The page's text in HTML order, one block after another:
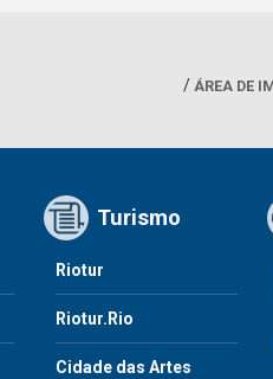
ÁREA DE
Turismo
Riotur
Riotur.Rio
Cidade das Artes